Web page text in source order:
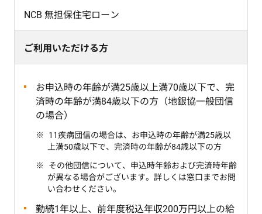
NCB 無担保住宅ローン
ご利用いただける方
お申込時の年齢が満25歳以上満70歳以下で、完
済時の年齢が満84歳以下の方（地銀協一般団信
の場合）
11疾病団信の場合は、お申込時の年齢が満25歳以
上満50歳以下で、完済時の年齢が84歳以下の方
その他団信について、申込時年齢および完済時年齢
が異なる場合がございます。詳しくは窓口までお問
い合わせください。
勤続1年以上、前年度税込年収200万円以上の給